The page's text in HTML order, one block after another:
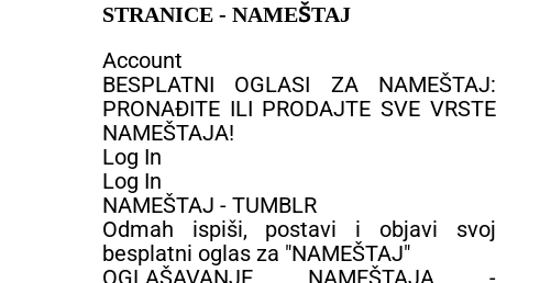
STRANICE - NAMEŠTAJ
Account
BESPLATNI OGLASI ZA NAMEŠTAJ:
PRONAĐITE ILI PRODAJTE SVE VRSTE
NAMEŠTAJA!
Log In
Log In
NAMEŠTAJ - TUMBLR
Odmah ispiši, postavi i objavi svoj
besplatni oglas za "NAMEŠTAJ"
OGLAŠAVANJE NAMEŠTAJA -